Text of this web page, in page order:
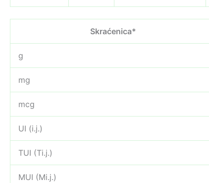
Skraćenica*
g
mg
mcg
UI (i.j.)
TUI (Ti.j.)
MUI (Mi.j.)